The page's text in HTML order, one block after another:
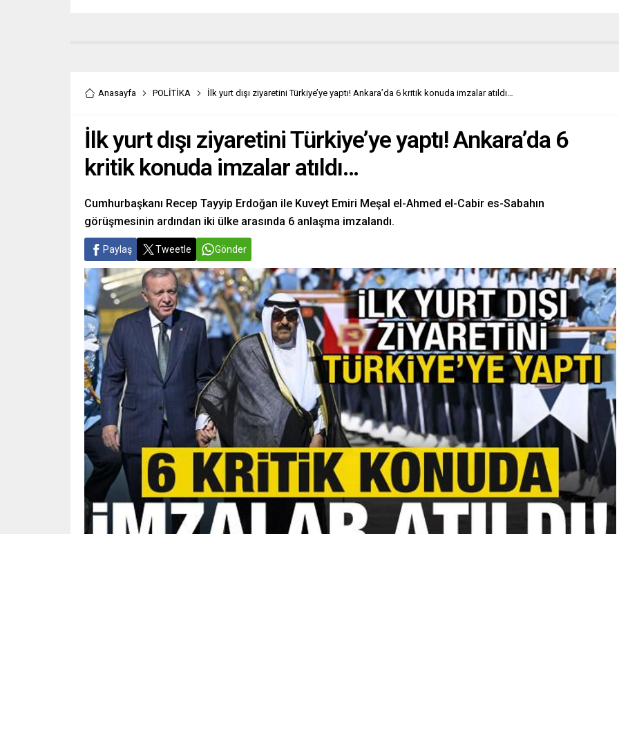
Anasayfa POLİTİKA İlk yurt dışı ziyaretini Türkiye’ye yaptı! Ankara’da 6 kritik konuda imzalar atıldı…
İlk yurt dışı ziyaretini Türkiye’ye yaptı! Ankara’da 6
kritik konuda imzalar atıldı…
Cumhurbaşkanı Recep Tayyip Erdoğan ile Kuveyt Emiri Meşal el-Ahmed el-Cabir es-Sabahın
görüşmesinin ardından iki ülke arasında 6 anlaşma imzalandı.
Paylaş Tweetle Gönder